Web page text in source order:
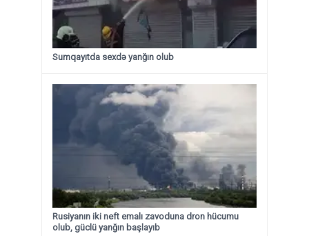
Sumqayıtda sexdə yanğın olub
Rusiyanın iki neft emalı zavoduna dron hücumu
olub, güclü yanğın başlayıb